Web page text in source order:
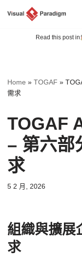
Read this post in:
Home » TOGAF »
需求
TOGAF
– 第六部
求
5 2 月, 2026
組織與擴展
求